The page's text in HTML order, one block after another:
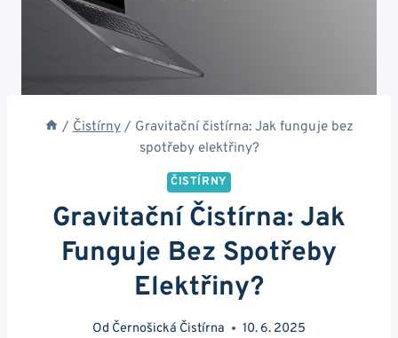
/ Čistírny / Gravitační čistírna: Jak funguje bez
spotřeby elektřiny?
ČISTÍRNY
Gravitační Čistírna: Jak
Funguje Bez Spotřeby
Elektřiny?
Od Černošická Čistírna 10. 6. 2025